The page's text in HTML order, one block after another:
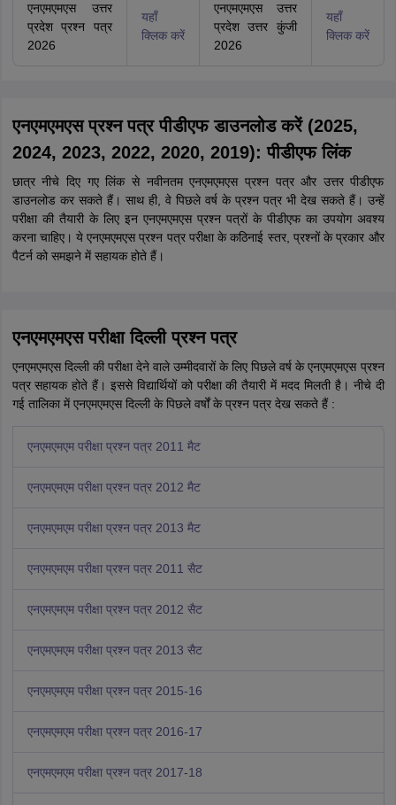
एनएमएमएस उत्तर
प्रदेश प्रश्न पत्र
2026
यहाँ
क्लिक करें
एनएमएमएस उत्तर
प्रदेश उत्तर कुंजी
2026
यहाँ
क्लिक करें
एनएमएमएस प्रश्न पत्र पीडीएफ डाउनलोड करें (2025,
2024, 2023, 2022, 2020, 2019): पीडीएफ लिंक
छात्र नीचे दिए गए लिंक से नवीनतम एनएमएमएस प्रश्न पत्र और उत्तर पीडीएफ
डाउनलोड कर सकते हैं। साथ ही, वे पिछले वर्ष के प्रश्न पत्र भी देख सकते हैं। उन्हें
परीक्षा की तैयारी के लिए इन एनएमएमएस प्रश्न पत्रों के पीडीएफ का उपयोग अवश्य
करना चाहिए। ये एनएमएमएस प्रश्न पत्र परीक्षा के कठिनाई स्तर, प्रश्नों के प्रकार और
पैटर्न को समझने में सहायक होते हैं।
एनएमएमएस परीक्षा दिल्ली प्रश्न पत्र
एनएमएमएस दिल्ली की परीक्षा देने वाले उम्मीदवारों के लिए पिछले वर्ष के एनएमएमएस प्रश्न
पत्र सहायक होते हैं। इससे विद्यार्थियों को परीक्षा की तैयारी में मदद मिलती है। नीचे दी
गई तालिका में एनएमएमएस दिल्ली के पिछले वर्षों के प्रश्न पत्र देख सकते हैं :
एनएमएमएम परीक्षा प्रश्न पत्र 2011 मैट
एनएमएमएम परीक्षा प्रश्न पत्र 2012 मैट
एनएमएमएम परीक्षा प्रश्न पत्र 2013 मैट
एनएमएमएम परीक्षा प्रश्न पत्र 2011 सैट
एनएमएमएम परीक्षा प्रश्न पत्र 2012 सैट
एनएमएमएम परीक्षा प्रश्न पत्र 2013 सैट
एनएमएमएम परीक्षा प्रश्न पत्र 2015-16
एनएमएमएम परीक्षा प्रश्न पत्र 2016-17
एनएमएमएम परीक्षा प्रश्न पत्र 2017-18